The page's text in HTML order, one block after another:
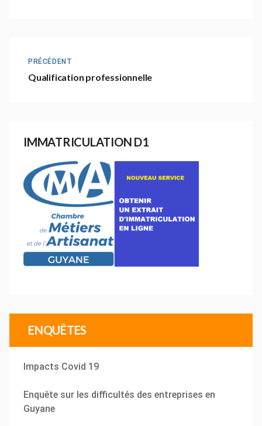
PRÉCÉDENT
Qualification professionnelle
IMMATRICULATION D1
ENQUÊTES
Impacts Covid 19
Enquête sur les difficultés des entreprises en
Guyane